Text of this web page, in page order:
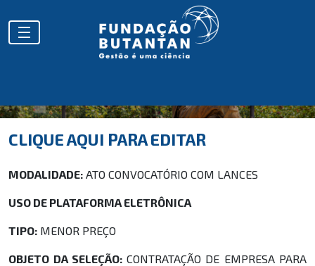
CLIQUE AQUI PARA EDITAR
MODALIDADE: ATO CONVOCATÓRIO COM LANCES
USO DE PLATAFORMA ELETRÔNICA
TIPO: MENOR PREÇO
OBJETO DA SELEÇÃO: CONTRATAÇÃO DE EMPRESA PARA